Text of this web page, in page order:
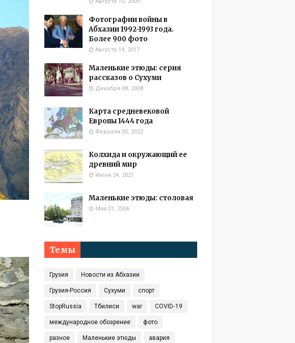
Фотографии войны в
Абхазии 1992-1993 года.
Более 900 фото
Августа 14, 2017
Маленькие этюды: серия
рассказов о Сухуми
Декабря 08, 2008
Карта средневековой
Европы 1444 года
Февраля 05, 2022
Колхида и окружающий ее
древний мир
Июня 24, 2021
Маленькие этюды: столовая
Мая 01, 2006
Темы
Грузия Новости из Абхазии
Грузия-Россия Сухуми спорт
StopRussia Тбилиси war COVID‑19
международное обозрение фото
разное Маленькие этюды авария